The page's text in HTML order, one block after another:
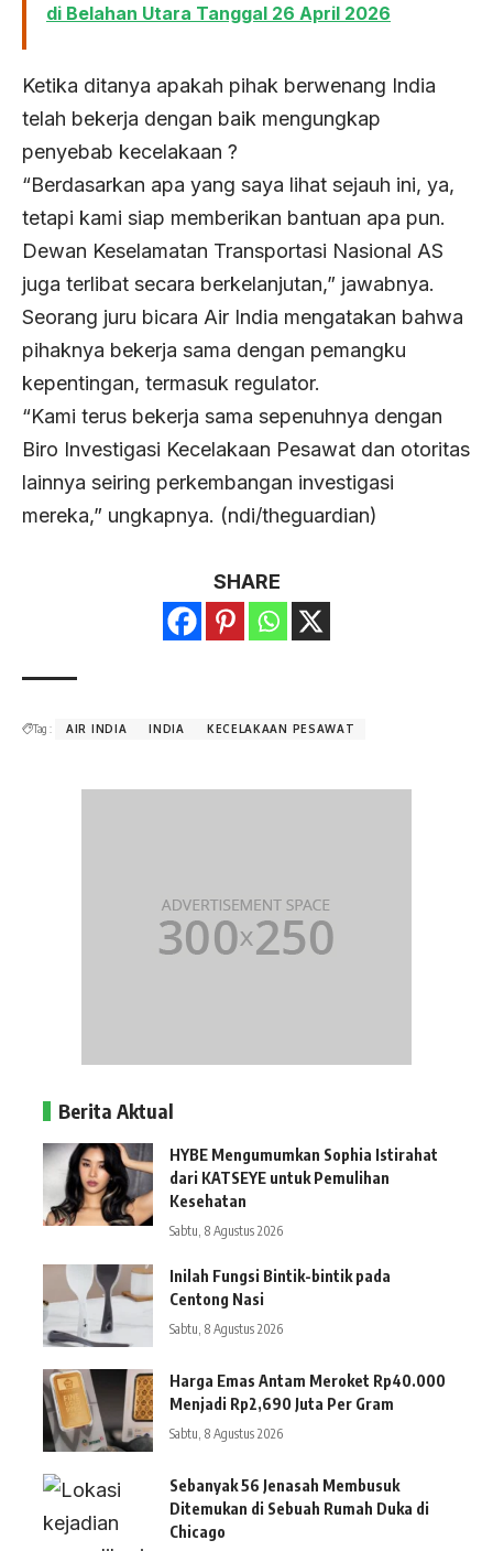
di Belahan Utara Tanggal 26 April 2026
Ketika ditanya apakah pihak berwenang India
telah bekerja dengan baik mengungkap
penyebab kecelakaan ?
“Berdasarkan apa yang saya lihat sejauh ini, ya,
tetapi kami siap memberikan bantuan apa pun.
Dewan Keselamatan Transportasi Nasional AS
juga terlibat secara berkelanjutan,” jawabnya.
Seorang juru bicara Air India mengatakan bahwa
pihaknya bekerja sama dengan pemangku
kepentingan, termasuk regulator.
“Kami terus bekerja sama sepenuhnya dengan
Biro Investigasi Kecelakaan Pesawat dan otoritas
lainnya seiring perkembangan investigasi
mereka,” ungkapnya. (ndi/theguardian)
SHARE
Tag : AIR INDIA INDIA KECELAKAAN PESAWAT
Berita Aktual
HYBE Mengumumkan Sophia Istirahat
dari KATSEYE untuk Pemulihan
Kesehatan
Sabtu, 8 Agustus 2026
Inilah Fungsi Bintik-bintik pada
Centong Nasi
Sabtu, 8 Agustus 2026
Harga Emas Antam Meroket Rp40.000
Menjadi Rp2,690 Juta Per Gram
Sabtu, 8 Agustus 2026
Sebanyak 56 Jenasah Membusuk
Ditemukan di Sebuah Rumah Duka di
Chicago